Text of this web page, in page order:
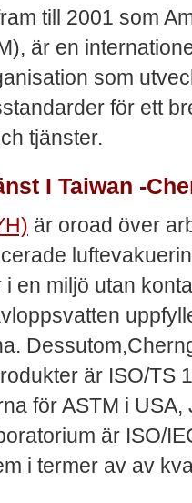
till 2001 som
är en
som
för ett
tjänster.
I Taiwan -
är oroad över
en miljö utan
är ISO/TS
för ASTM i
är ISO/
i termer av av